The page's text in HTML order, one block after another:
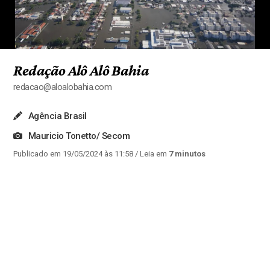
Redação Alô Alô Bahia
redacao@aloalobahia.com
Agência Brasil
Mauricio Tonetto/ Secom
Publicado em 19/05/2024 às 11:58/ Leia em 7 minutos